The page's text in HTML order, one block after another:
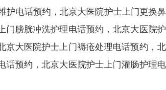
护电话预约，北京大医院护士上门更换
门膀胱冲洗护理电话预约，北京大医院
京大医院护士上门褥疮处理电话预约，
话预约，北京大医院护士上门灌肠护理